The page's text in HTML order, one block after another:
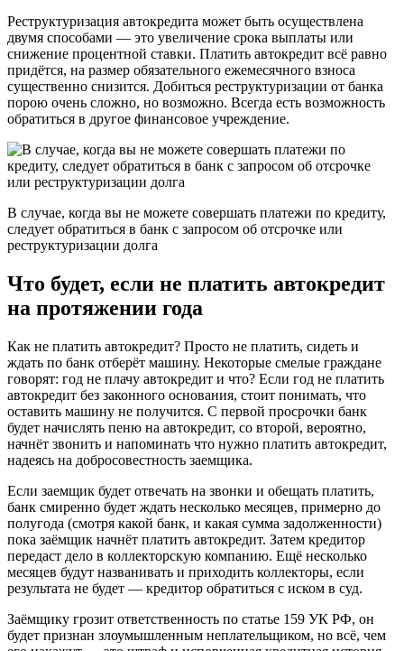
Реструктуризация автокредита может быть осуществлена
двумя способами — это увеличение срока выплаты или
снижение процентной ставки. Платить автокредит всё равно
придётся, на размер обязательного ежемесячного взноса
существенно снизится. Добиться реструктуризации от банка
порою очень сложно, но возможно. Всегда есть возможность
обратиться в другое финансовое учреждение.
В случае, когда вы не можете совершать платежи по кредиту,
следует обратиться в банк с запросом об отсрочке или
реструктуризации долга
Что будет, если не платить автокредит
на протяжении года
Как не платить автокредит? Просто не платить, сидеть и
ждать по банк отберёт машину. Некоторые смелые граждане
говорят: год не плачу автокредит и что? Если год не платить
автокредит без законного основания, стоит понимать, что
оставить машину не получится. С первой просрочки банк
будет начислять пеню на автокредит, со второй, вероятно,
начнёт звонить и напоминать что нужно платить автокредит,
надеясь на добросовестность заемщика.
Если заемщик будет отвечать на звонки и обещать платить,
банк смиренно будет ждать несколько месяцев, примерно до
полугода (смотря какой банк, и какая сумма задолженности)
пока заёмщик начнёт платить автокредит. Затем кредитор
передаст дело в коллекторскую компанию. Ещё несколько
месяцев будут названивать и приходить коллекторы, если
результата не будет — кредитор обратиться с иском в суд.
Заёмщику грозит ответственность по статье 159 УК РФ, он
будет признан злоумышленным неплательщиком, но всё, чем